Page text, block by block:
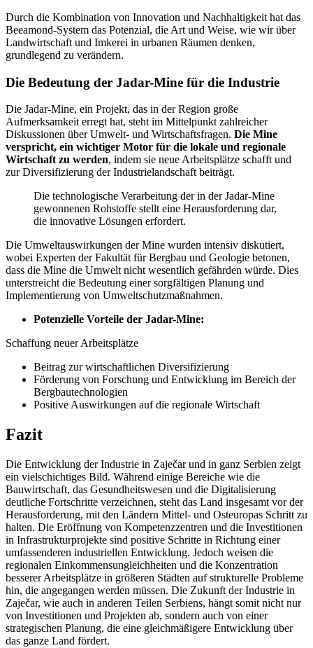
Durch die Kombination von Innovation und Nachhaltigkeit hat das
Beeamond-System das Potenzial, die Art und Weise, wie wir über
Landwirtschaft und Imkerei in urbanen Räumen denken,
grundlegend zu verändern.
Die Bedeutung der Jadar-Mine für die Industrie
Die Jadar-Mine, ein Projekt, das in der Region große
Aufmerksamkeit erregt hat, steht im Mittelpunkt zahlreicher
Diskussionen über Umwelt- und Wirtschaftsfragen. Die Mine
verspricht, ein wichtiger Motor für die lokale und regionale
Wirtschaft zu werden, indem sie neue Arbeitsplätze schafft und
zur Diversifizierung der Industrielandschaft beiträgt.
Die technologische Verarbeitung der in der Jadar-Mine
gewonnenen Rohstoffe stellt eine Herausforderung dar,
die innovative Lösungen erfordert.
Die Umweltauswirkungen der Mine wurden intensiv diskutiert,
wobei Experten der Fakultät für Bergbau und Geologie betonen,
dass die Mine die Umwelt nicht wesentlich gefährden würde. Dies
unterstreicht die Bedeutung einer sorgfältigen Planung und
Implementierung von Umweltschutzmaßnahmen.
Potenzielle Vorteile der Jadar-Mine:
Schaffung neuer Arbeitsplätze
Beitrag zur wirtschaftlichen Diversifizierung
Förderung von Forschung und Entwicklung im Bereich der
Bergbautechnologien
Positive Auswirkungen auf die regionale Wirtschaft
Fazit
Die Entwicklung der Industrie in Zaječar und in ganz Serbien zeigt
ein vielschichtiges Bild. Während einige Bereiche wie die
Bauwirtschaft, das Gesundheitswesen und die Digitalisierung
deutliche Fortschritte verzeichnen, steht das Land insgesamt vor der
Herausforderung, mit den Ländern Mittel- und Osteuropas Schritt zu
halten. Die Eröffnung von Kompetenzzentren und die Investitionen
in Infrastrukturprojekte sind positive Schritte in Richtung einer
umfassenderen industriellen Entwicklung. Jedoch weisen die
regionalen Einkommensungleichheiten und die Konzentration
besserer Arbeitsplätze in größeren Städten auf strukturelle Probleme
hin, die angegangen werden müssen. Die Zukunft der Industrie in
Zaječar, wie auch in anderen Teilen Serbiens, hängt somit nicht nur
von Investitionen und Projekten ab, sondern auch von einer
strategischen Planung, die eine gleichmäßigere Entwicklung über
das ganze Land fördert.